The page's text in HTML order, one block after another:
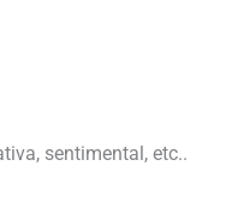
sentimental, etc..